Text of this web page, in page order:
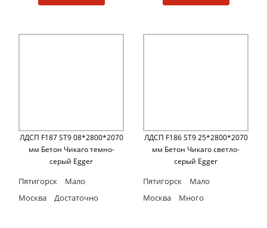
ЛДСП F187 ST9 08*2800*2070
мм Бетон Чикаго темно-
серый Egger
Пятигорск
Мало
Москва
Достаточно
ЛДСП F186 ST9 25*2800*2070
мм Бетон Чикаго светло-
серый Egger
Пятигорск
Мало
Москва
Много